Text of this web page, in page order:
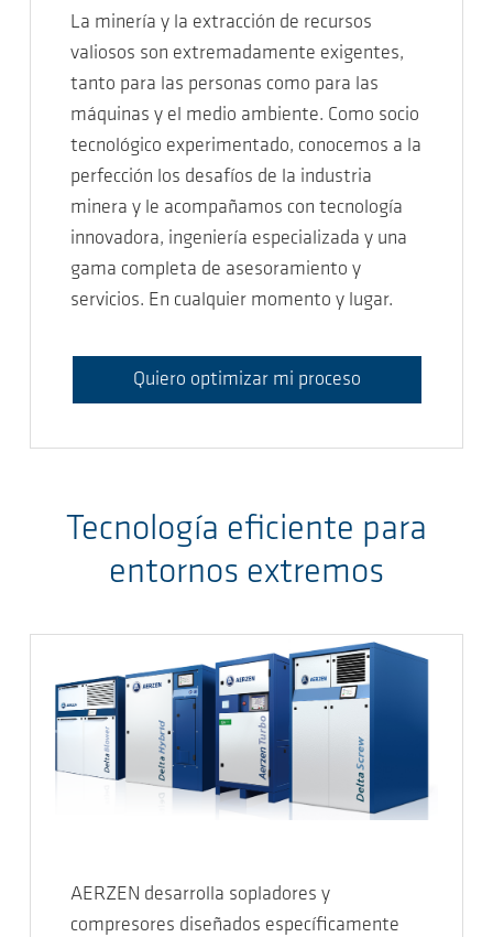
La minería y la extracción de recursos
valiosos son extremadamente exigentes,
tanto para las personas como para las
máquinas y el medio ambiente. Como socio
tecnológico experimentado, conocemos a la
perfección los desafíos de la industria
minera y le acompañamos con tecnología
innovadora, ingeniería especializada y una
gama completa de asesoramiento y
servicios. En cualquier momento y lugar.
Quiero optimizar mi proceso
Tecnología eficiente para
entornos extremos
AERZEN desarrolla sopladores y
compresores diseñados específicamente